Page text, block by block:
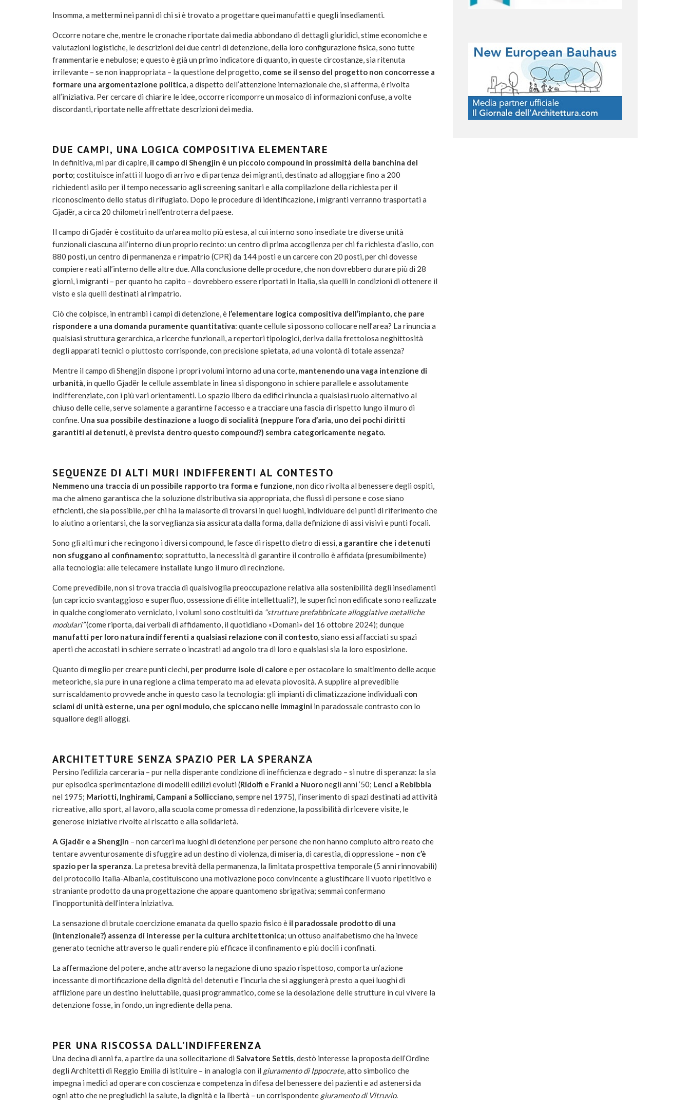
Insomma, a mettermi nei panni di chi si è trovato a progettare quei manufatti e quegli insediamenti.
Occorre notare che, mentre le cronache riportate dai media abbondano di dettagli giuridici, stime economiche e
valutazioni logistiche, le descrizioni dei due centri di detenzione, della loro configurazione fisica, sono tutte
frammentarie e nebulose; e questo è già un primo indicatore di quanto, in queste circostanze, sia ritenuta
irrilevante – se non inappropriata – la questione del progetto, come se il senso del progetto non concorresse a
formare una argomentazione politica, a dispetto dell’attenzione internazionale che, si afferma, è rivolta
all’iniziativa. Per cercare di chiarire le idee, occorre ricomporre un mosaico di informazioni confuse, a volte
discordanti, riportate nelle affrettate descrizioni dei media.
DUE CAMPI, UNA LOGICA COMPOSITIVA ELEMENTARE
In definitiva, mi par di capire, il campo di Shengjin è un piccolo compound in prossimità della banchina del
porto; costituisce infatti il luogo di arrivo e di partenza dei migranti, destinato ad alloggiare fino a 200
richiedenti asilo per il tempo necessario agli screening sanitari e alla compilazione della richiesta per il
riconoscimento dello status di rifugiato. Dopo le procedure di identificazione, i migranti verranno trasportati a
Gjadër, a circa 20 chilometri nell’entroterra del paese.
Il campo di Gjadër è costituito da un’area molto più estesa, al cui interno sono insediate tre diverse unità
funzionali ciascuna all’interno di un proprio recinto: un centro di prima accoglienza per chi fa richiesta d’asilo, con
880 posti, un centro di permanenza e rimpatrio (CPR) da 144 posti e un carcere con 20 posti, per chi dovesse
compiere reati all’interno delle altre due. Alla conclusione delle procedure, che non dovrebbero durare più di 28
giorni, i migranti – per quanto ho capito – dovrebbero essere riportati in Italia, sia quelli in condizioni di ottenere il
visto e sia quelli destinati al rimpatrio.
Ciò che colpisce, in entrambi i campi di detenzione, è l’elementare logica compositiva dell’impianto, che pare
rispondere a una domanda puramente quantitativa: quante cellule si possono collocare nell’area? La rinuncia a
qualsiasi struttura gerarchica, a ricerche funzionali, a repertori tipologici, deriva dalla frettolosa neghittosità
degli apparati tecnici o piuttosto corrisponde, con precisione spietata, ad una volontà di totale assenza?
Mentre il campo di Shengjin dispone i propri volumi intorno ad una corte, mantenendo una vaga intenzione di
urbanità, in quello Gjadër le cellule assemblate in linea si dispongono in schiere parallele e assolutamente
indifferenziate, con i più vari orientamenti. Lo spazio libero da edifici rinuncia a qualsiasi ruolo alternativo al
chiuso delle celle, serve solamente a garantirne l’accesso e a tracciare una fascia di rispetto lungo il muro di
confine. Una sua possibile destinazione a luogo di socialità (neppure l’ora d’aria, uno dei pochi diritti
garantiti ai detenuti, è prevista dentro questo compound?) sembra categoricamente negato.
SEQUENZE DI ALTI MURI INDIFFERENTI AL CONTESTO
Nemmeno una traccia di un possibile rapporto tra forma e funzione, non dico rivolta al benessere degli ospiti,
ma che almeno garantisca che la soluzione distributiva sia appropriata, che flussi di persone e cose siano
efficienti, che sia possibile, per chi ha la malasorte di trovarsi in quei luoghi, individuare dei punti di riferimento che
lo aiutino a orientarsi, che la sorveglianza sia assicurata dalla forma, dalla definizione di assi visivi e punti focali.
Sono gli alti muri che recingono i diversi compound, le fasce di rispetto dietro di essi, a garantire che i detenuti
non sfuggano al confinamento; soprattutto, la necessità di garantire il controllo è affidata (presumibilmente)
alla tecnologia: alle telecamere installate lungo il muro di recinzione.
Come prevedibile, non si trova traccia di qualsivoglia preoccupazione relativa alla sostenibilità degli insediamenti
(un capriccio svantaggioso e superfluo, ossessione di élite intellettuali?), le superfici non edificate sono realizzate
in qualche conglomerato verniciato, i volumi sono costituiti da “strutture prefabbricate alloggiative metalliche
modulari”(come riporta, dai verbali di affidamento, il quotidiano «Domani» del 16 ottobre 2024); dunque
manufatti per loro natura indifferenti a qualsiasi relazione con il contesto, siano essi affacciati su spazi
aperti che accostati in schiere serrate o incastrati ad angolo tra di loro e qualsiasi sia la loro esposizione.
Quanto di meglio per creare punti ciechi, per produrre isole di calore e per ostacolare lo smaltimento delle acque
meteoriche, sia pure in una regione a clima temperato ma ad elevata piovosità. A supplire al prevedibile
surriscaldamento provvede anche in questo caso la tecnologia: gli impianti di climatizzazione individuali con
sciami di unità esterne, una per ogni modulo, che spiccano nelle immagini in paradossale contrasto con lo
squallore degli alloggi.
ARCHITETTURE SENZA SPAZIO PER LA SPERANZA
Persino l’edilizia carceraria – pur nella disperante condizione di inefficienza e degrado – si nutre di speranza: la sia
pur episodica sperimentazione di modelli edilizi evoluti (Ridolfi e Frankl a Nuoronegli anni ’50; Lenci a Rebibbia
nel 1975; Mariotti, Inghirami, Campani a Sollicciano, sempre nel 1975), l’inserimento di spazi destinati ad attività
ricreative, allo sport, al lavoro, alla scuola come promessa di redenzione, la possibilità di ricevere visite, le
generose iniziative rivolte al riscatto e alla solidarietà.
A Gjadër e a Shengjin – non carceri ma luoghi di detenzione per persone che non hanno compiuto altro reato che
tentare avventurosamente di sfuggire ad un destino di violenza, di miseria, di carestia, di oppressione – non c’è
spazio per la speranza. La pretesa brevità della permanenza, la limitata prospettiva temporale (5 anni rinnovabili)
del protocollo Italia-Albania, costituiscono una motivazione poco convincente a giustificare il vuoto ripetitivo e
straniante prodotto da una progettazione che appare quantomeno sbrigativa; semmai confermano
l’inopportunità dell’intera iniziativa.
La sensazione di brutale coercizione emanata da quello spazio fisico è il paradossale prodotto di una
(intenzionale?) assenza di interesse per la cultura architettonica; un ottuso analfabetismo che ha invece
generato tecniche attraverso le quali rendere più efficace il confinamento e più docili i confinati.
La affermazione del potere, anche attraverso la negazione di uno spazio rispettoso, comporta un’azione
incessante di mortificazione della dignità dei detenuti e l’incuria che si aggiungerà presto a quei luoghi di
afflizione pare un destino ineluttabile, quasi programmatico, come se la desolazione delle strutture in cui vivere la
detenzione fosse, in fondo, un ingrediente della pena.
PER UNA RISCOSSA DALL’INDIFFERENZA
Una decina di anni fa, a partire da una sollecitazione di Salvatore Settis, destò interesse la proposta dell’Ordine
degli Architetti di Reggio Emilia di istituire – in analogia con il giuramento di Ippocrate, atto simbolico che
impegna i medici ad operare con coscienza e competenza in difesa del benessere dei pazienti e ad astenersi da
ogni atto che ne pregiudichi la salute, la dignità e la libertà – un corrispondente giuramento di Vitruvio.